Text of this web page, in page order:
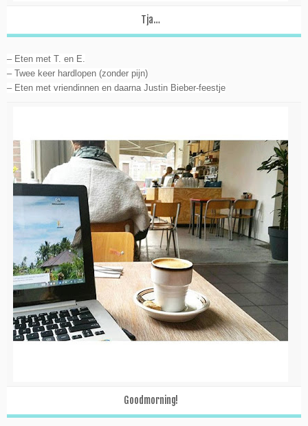
Tja…
– Eten met T. en E.
– Twee keer hardlopen (zonder pijn)
– Eten met vriendinnen en daarna Justin Bieber-feestje
Goodmorning!